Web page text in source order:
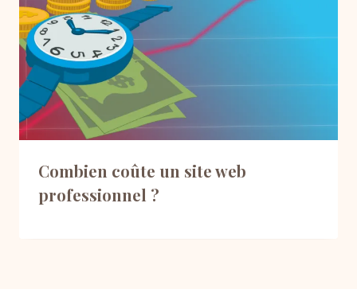
Combien coûte un site web
professionnel ?